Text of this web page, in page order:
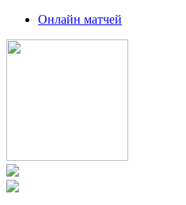
Онлайн матчей